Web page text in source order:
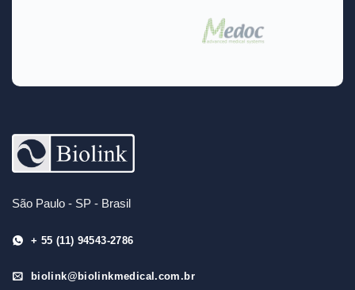
São Paulo - SP - Brasil
+ 55 (11) 94543-2786
biolink@biolinkmedical.com.br